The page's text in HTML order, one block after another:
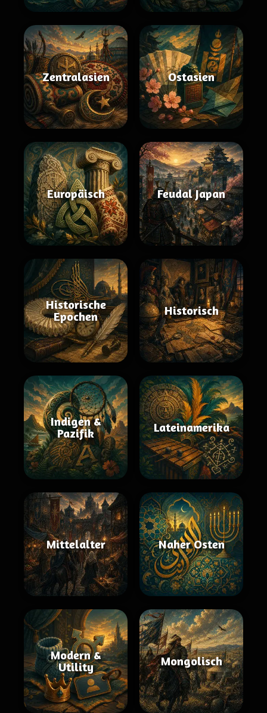
Zentralasien Ostasien
Europäisch Feudal Japan
Historische
Epochen
Historisch
Indigen &
Pazifik
Lateinamerika
Mittelalter Naher Osten
Modern &
Utility
Mongolisch